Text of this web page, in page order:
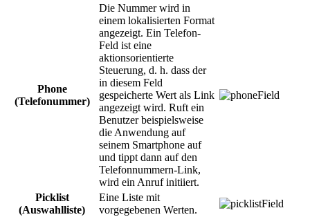
Phone
(Telefonummer)
Die Nummer wird in
einem lokalisierten Format
angezeigt. Ein Telefon-
Feld ist eine
aktionsorientierte
Steuerung, d. h. dass der
in diesem Feld
gespeicherte Wert als Link
angezeigt wird. Ruft ein
Benutzer beispielsweise
die Anwendung auf
seinem Smartphone auf
und tippt dann auf den
Telefonnummern-Link,
wird ein Anruf initiiert.
Picklist
(Auswahlliste)
Eine Liste mit
vorgegebenen Werten.